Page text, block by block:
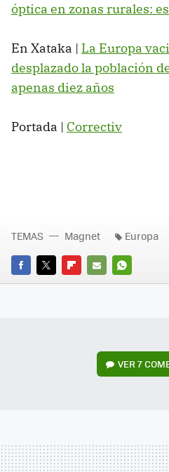
óptica en zonas rurales:
En Xataka | La Europa
desplazado la población
apenas diez años
Portada | Correctiv
FACEBOOK
TWITTERFLIPBOARD
E-
WHATSAPP
TEMAS Magnet Europa
VER7